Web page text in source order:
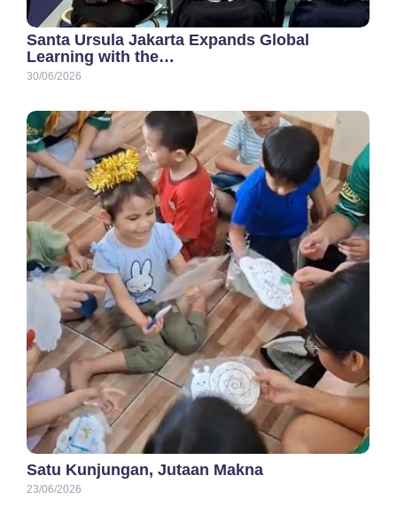
Santa Ursula Jakarta Expands Global
Learning with the…
30/06/2026
Satu Kunjungan, Jutaan Makna
23/06/2026